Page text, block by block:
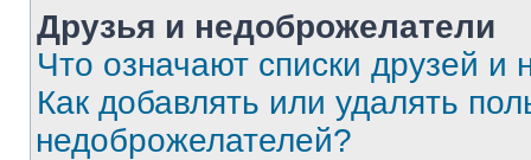
Друзья и недоброжелатели
Что означают списки друзей и
Как добавлять или удалять
недоброжелателей?